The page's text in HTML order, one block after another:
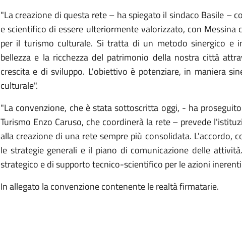
"La creazione di questa rete – ha spiegato il sindaco Basile –
e scientifico di essere ulteriormente valorizzato, con
per il turismo culturale. Si tratta di un metodo sinergico e
bellezza e la ricchezza del patrimonio della nostra città
crescita e di sviluppo. L'obiettivo è potenziare, in maniera
culturale".
"La convenzione, che è stata sottoscritta oggi, - ha
Turismo Enzo Caruso, che coordinerà la rete – prevede
alla creazione di una rete sempre più consolidata. L'accordo,
le strategie generali e il piano di comunicazione delle
strategico e di supporto tecnico-scientifico per le azioni
In allegato la convenzione contenente le realtà firmatarie.